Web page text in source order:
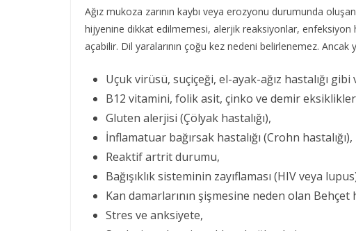
Ağız mukoza zarının kaybı veya erozyonu durumunda
hijyenine dikkat edilmemesi, alerjik reaksiyonlar, enfeksiyon
açabilir. Dil yaralarının çoğu kez nedeni belirlenemez. Ancak
Uçuk virüsü, suçiçeği, el-ayak-ağız hastalığı
B12 vitamini, folik asit, çinko ve demir
Gluten alerjisi (Çölyak hastalığı),
İnflamatuar bağırsak hastalığı (Crohn hastalığı),
Reaktif artrit durumu,
Bağışıklık sisteminin zayıflaması (HIV veya
Kan damarlarının şişmesine neden olan Behçet
Stres ve anksiyete,